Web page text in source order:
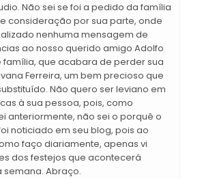
Não sei se foi a pedido da família
consideração por sua parte, onde
nenhuma mensagem de
ao nosso querido amigo Adolfo
família, que acabara de perder sua
Ferreira, um bem precioso que
Não quero ser leviano em
à sua pessoa, pois, como
anteriormente, não sei o porquê o
noticiado em seu blog, pois ao
faço diariamente, apenas vi
dos festejos que acontecerá
semana. Abraço.